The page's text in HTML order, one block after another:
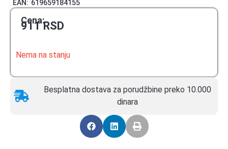
EAN: 619659184155
Cena:
911RSD
Nema na stanju
Besplatna dostava za porudžbine preko 10.000
dinara